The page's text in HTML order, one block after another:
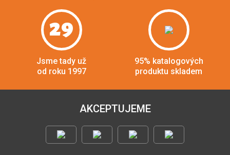
29
Jsme tady už
od roku 1997
95% katalogových
produktu skladem
AKCEPTUJEME